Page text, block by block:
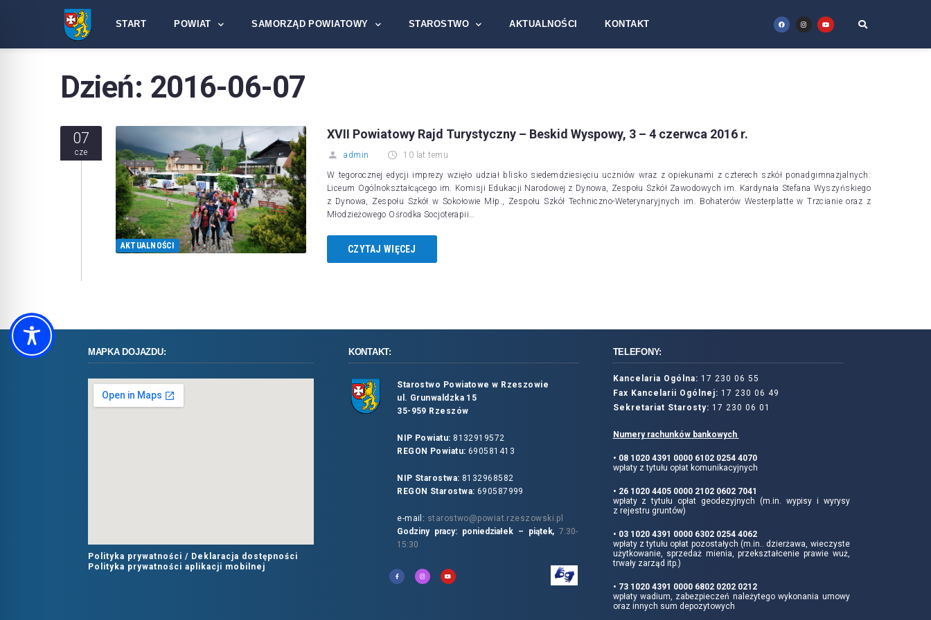
START POWIAT SAMORZĄD POWIATOWY STAROSTWO AKTUALNOŚCI KONTAKT
Dzień: 2016-06-07
07
cze
AKTUALNOŚCI
XVII Powiatowy Rajd Turystyczny – Beskid Wyspowy, 3 – 4 czerwca 2016 r.
admin 10 lat temu
W tegorocznej edycji imprezy wzięło udział blisko siedemdziesięciu uczniów wraz z opiekunami z czterech szkół ponadgimnazjalnych:
Liceum Ogólnokształcącego im. Komisji Edukacji Narodowej z Dynowa, Zespołu Szkół Zawodowych im. Kardynała Stefana Wyszyńskiego
z Dynowa, Zespołu Szkół w Sokołowie Młp., Zespołu Szkół Techniczno-Weterynaryjnych im. Bohaterów Westerplatte w Trzcianie oraz z
Młodzieżowego Ośrodka Socjoterapii…
CZYTAJ WIĘCEJ
MAPKA DOJAZDU:
Polityka prywatności / Deklaracja dostępności
Polityka prywatności aplikacji mobilnej
KONTAKT:
Starostwo Powiatowe w Rzeszowie
ul. Grunwaldzka 15
35-959 Rzeszów
NIP Powiatu: 8132919572
REGON Powiatu: 690581413
NIP Starostwa: 8132968582
REGON Starostwa: 690587999
e-mail: starostwo@powiat.rzeszowski.pl
Godziny pracy: poniedziałek – piątek,7:30-
15:30
TELEFONY:
Kancelaria Ogólna: 17 230 06 55
Fax Kancelarii Ogólnej: 17 230 06 49
Sekretariat Starosty: 17 230 06 01
Numery rachunków bankowych
• 08 1020 4391 0000 6102 0254 4070
wpłaty z tytułu opłat komunikacyjnych
• 26 1020 4405 0000 2102 0602 7041
wpłaty z tytułu opłat geodezyjnych (m.in. wypisy i wyrysy
z rejestru gruntów)
• 03 1020 4391 0000 6302 0254 4062
wpłaty z tytułu opłat pozostałych (m.in.. dzierżawa, wieczyste
użytkowanie, sprzedaż mienia, przekształcenie prawie wuż,
trwały zarząd itp.)
• 73 1020 4391 0000 6802 0202 0212
wpłaty wadium, zabezpieczeń należytego wykonania umowy
oraz innych sum depozytowych